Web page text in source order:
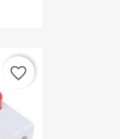
favorite_border